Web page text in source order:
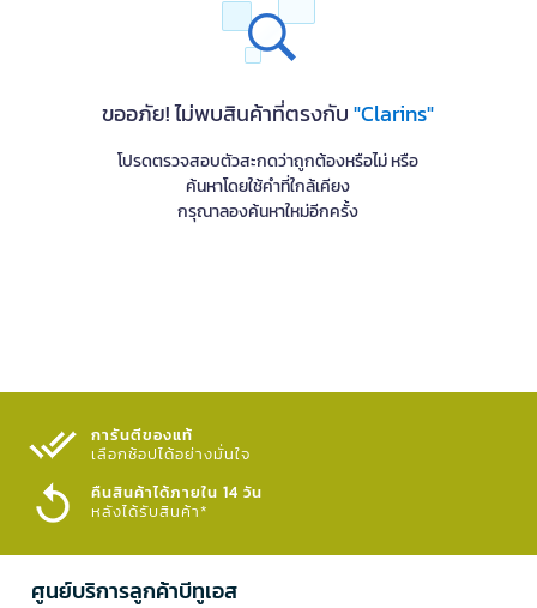
ขออภัย! ไม่พบสินค้าที่ตรงกับ"Clarins"
โปรดตรวจสอบตัวสะกดว่าถูกต้องหรือไม่ หรือ
ค้นหาโดยใช้คำที่ใกล้เคียง
กรุณาลองค้นหาใหม่อีกครั้ง
การันตีของแท้
เลือกช้อปได้อย่างมั่นใจ​
คืนสินค้าได้ภายใน 14 วัน
หลังได้รับสินค้า*
ศูนย์บริการลูกค้าบีทูเอส